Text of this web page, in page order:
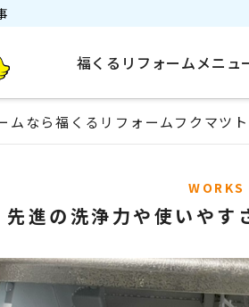
福くるリフォームメニュ
ムなら福くるリフォームフクマツ
WORKS
先進の洗浄力や使いやす